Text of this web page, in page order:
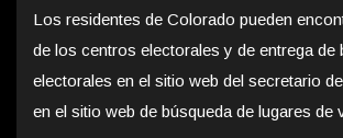
Los residentes de Colorado pueden
de los centros electorales y de entrega de
electorales en el sitio web del secretario
en el sitio web de búsqueda de lugares de